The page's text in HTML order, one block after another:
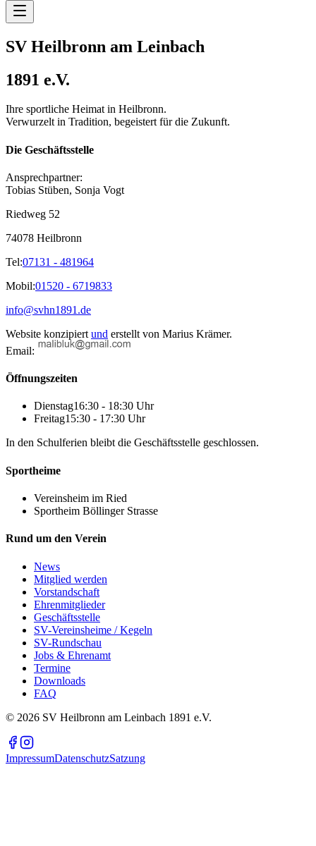
SV Heilbronn am Leinbach
1891 e.V.
Ihre sportliche Heimat in Heilbronn.
Verwurzelt in Tradition, begeistert für die Zukunft.
Die Geschäftsstelle
Ansprechpartner:
Tobias Stüben, Sonja Vogt
Riedweg 52
74078 Heilbronn
Tel:07131 - 481964
Mobil:01520 - 6719833
info@svhn1891.de
Website konzipiert und erstellt von Marius Krämer.
Email:
Öffnungszeiten
Dienstag16:30 - 18:30 Uhr
Freitag15:30 - 17:30 Uhr
In den Schulferien bleibt die Geschäftsstelle geschlossen.
Sportheime
Vereinsheim im Ried
Sportheim Böllinger Strasse
Rund um den Verein
News
Mitglied werden
Vorstandschaft
Ehrenmitglieder
Geschäftsstelle
SV-Vereinsheime / Kegeln
SV-Rundschau
Jobs & Ehrenamt
Termine
Downloads
FAQ
© 2026 SV Heilbronn am Leinbach 1891 e.V.
ImpressumDatenschutzSatzung